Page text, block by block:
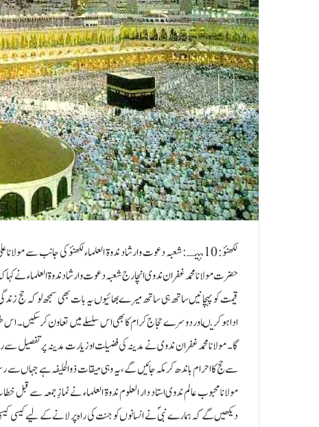
لکھنؤ: 10 مئیـ: شعبہ دعوت وارشاد ندوۃ العلماء لکھنؤ کی جانب سے
حضرت مولانا محمد غفران ندوی انچارج شعبہ دعوت وارشاد ندوۃ العلماء
قیمت کو پہچانیں ساتھ ہی ساتھ میرے بھائیوں یہ بات بھی سمجھ لو کہ حج
اداہوکریںاوردوسرے حجاج کرام کابھی اس سلسلے میں تعاون کرسکیں۔ اس
گا۔ مولانا محمدغفران ندوی نے مدینہ کی فضیلت اوزیارت مدینہ پر
سے حج کا احرام باندھ کر مکہ جائیں گے ،یہ وہی میقات ذوالحلیفہ ہے جہاں سے
مولانا محبوب عالم ندوی استاد دار العلوم ندوۃ العلماء نے نمازِ جمعہ سے
دیکھیں گے کہ ہمارے نبیؐ نے انسانوں کو جنت کی راہ پر لانے کے لیے کیسی